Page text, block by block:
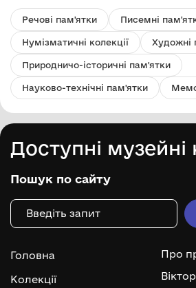
Речові пам'ятки Писемні
Нумізматичні колекції Художні
Природничо-історичні пам'ятки
Науково-технічні пам'ятки
Доступні музейні
Пошук по сайту
Головна
Колекції
Про